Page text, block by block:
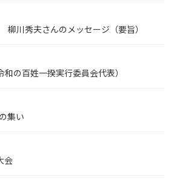
川秀夫さんのメッセージ（要旨）
の百姓一揆実行委員会代表）
集い
会